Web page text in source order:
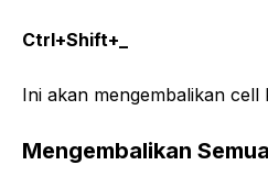
Ctrl+Shift+_
Ini akan mengembalikan
Mengembalikan